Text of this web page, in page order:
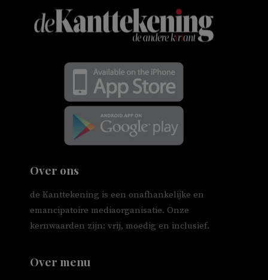
Over ons
de Kanttekening is een onafhankelijke en
emancipatoire mediaorganisatie. Onze
kernwaarden zijn: vrij, moedig en inclusief.
Over menu